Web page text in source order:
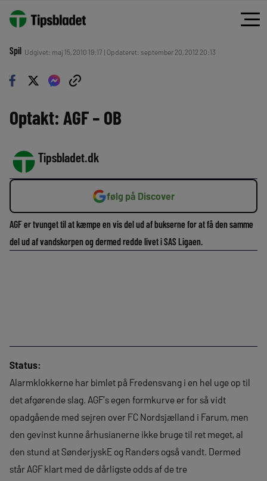
Spil Udgivet: maj 15, 2010 19:17 | Opdateret: september 20, 2012 20:13
Optakt: AGF – OB
Tipsbladet.dk
følg på Discover
AGF er tvunget til at kæmpe en vis del ud af bukserne for at få den samme
del ud af vandskorpen og dermed redde livet i SAS Ligaen.
Status:
Alarmklokkerne har bimlet på Fredensvang i en hel uge op til
det afgørende slag. AGF’s egen formkurve er for så vidt
opadgående med sejren over FC Nordsjælland i Farum, men
den gevinst kunne århusianerne ikke bruge til ret meget, al
den stund at SønderjyskE og Randers også vandt. Dermed
står AGF klart med de dårligste odds af de tre